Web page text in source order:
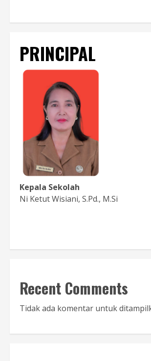
PRINCIPAL
Kepala Sekolah
Ni Ketut Wisiani, S.Pd., M.Si
Recent Comments
Tidak ada komentar untuk